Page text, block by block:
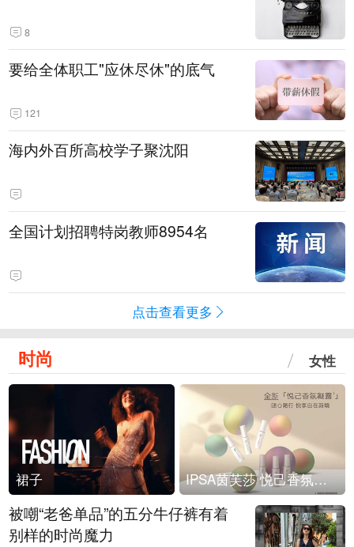
8
要给全体职工"应休尽休"的底气
121
海内外百所高校学子聚沈阳
全国计划招聘特岗教师8954名
点击查看更多
时尚 女性
裙子 IPSA茵芙莎 悦己香氛凝露上市
被嘲“老爸单品”的五分牛仔裤有着
别样的时尚魔力